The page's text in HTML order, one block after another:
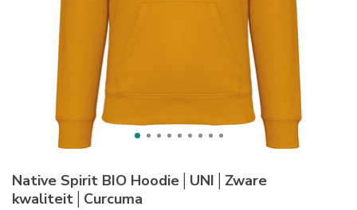
Native Spirit BIO Hoodie│UNI│Zware
kwaliteit│Curcuma